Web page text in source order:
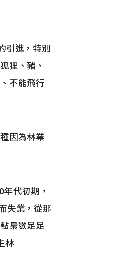
引進，特別
狸、豬、
不能飛行
因為林業
代初期，
失業，從那
梟數足足
林